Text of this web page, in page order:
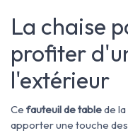
La chaise
profiter
l'extérieur
Ce fauteuil de tablede
apporter une touche